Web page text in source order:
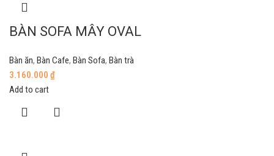
BÀN SOFA MÂY OVAL
Bàn ăn, Bàn Cafe, Bàn Sofa, Bàn trà
3.160.000 ₫
Add to cart